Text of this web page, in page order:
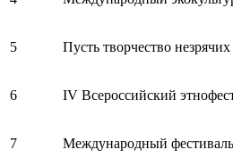
5 Пусть творчество
6 IV Всероссийский
7 Международный фестиваль